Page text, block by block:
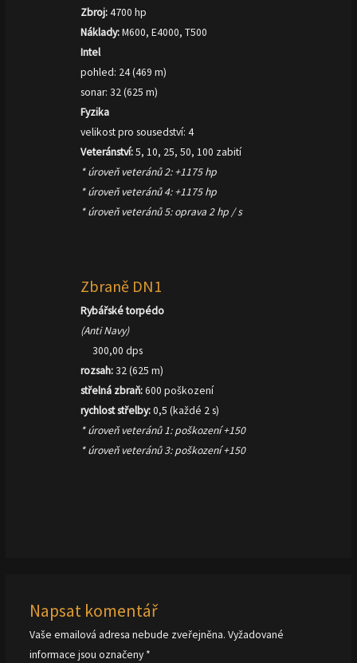
Zbroj:4700 hp
Náklady:M600, E4000, T500
Intel
pohled: 24 (469 m)
sonar: 32 (625 m)
Fyzika
velikost pro sousedství: 4
Veteránství:5, 10, 25, 50, 100 zabití
* úroveň veteránů 2: +1175 hp
* úroveň veteránů 4: +1175 hp
* úroveň veteránů 5: oprava 2 hp / s
Zbraně DN1
Rybářské torpédo
(Anti Navy)
300,00 dps
rozsah:32 (625 m)
střelná zbraň:600 poškození
rychlost střelby:0,5 (každé 2 s)
* úroveň veteránů 1: poškození +150
* úroveň veteránů 3: poškození +150
Napsat komentář
Vaše emailová adresa nebude zveřejněna. Vyžadované
informace jsou označeny *